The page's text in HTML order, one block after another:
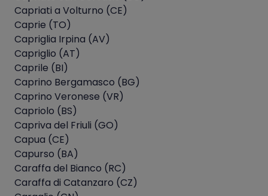
Capriati a Volturno (CE)
Caprie (TO)
Capriglia Irpina (AV)
Capriglio (AT)
Caprile (BI)
Caprino Bergamasco (BG)
Caprino Veronese (VR)
Capriolo (BS)
Capriva del Friuli (GO)
Capua (CE)
Capurso (BA)
Caraffa del Bianco (RC)
Caraffa di Catanzaro (CZ)